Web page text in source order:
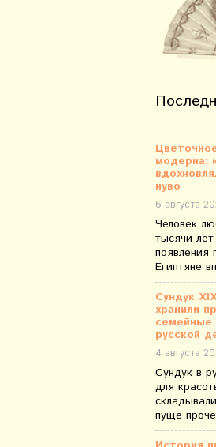
модерна:
нуво
6 августа
Человек
тысячи
появления
Египтяне
Сундук
хранили
семейные
русской
4 августа
Сундук в
для
пуще